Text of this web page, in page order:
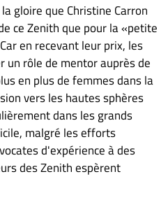
gloire que Christine Carron
ce Zenith que pour la «petite
en recevant leur prix, les
un rôle de mentor auprès de
en plus de femmes dans la
vers les hautes sphères
dans les grands
malgré les efforts
d'expérience à des
des Zenith espèrent